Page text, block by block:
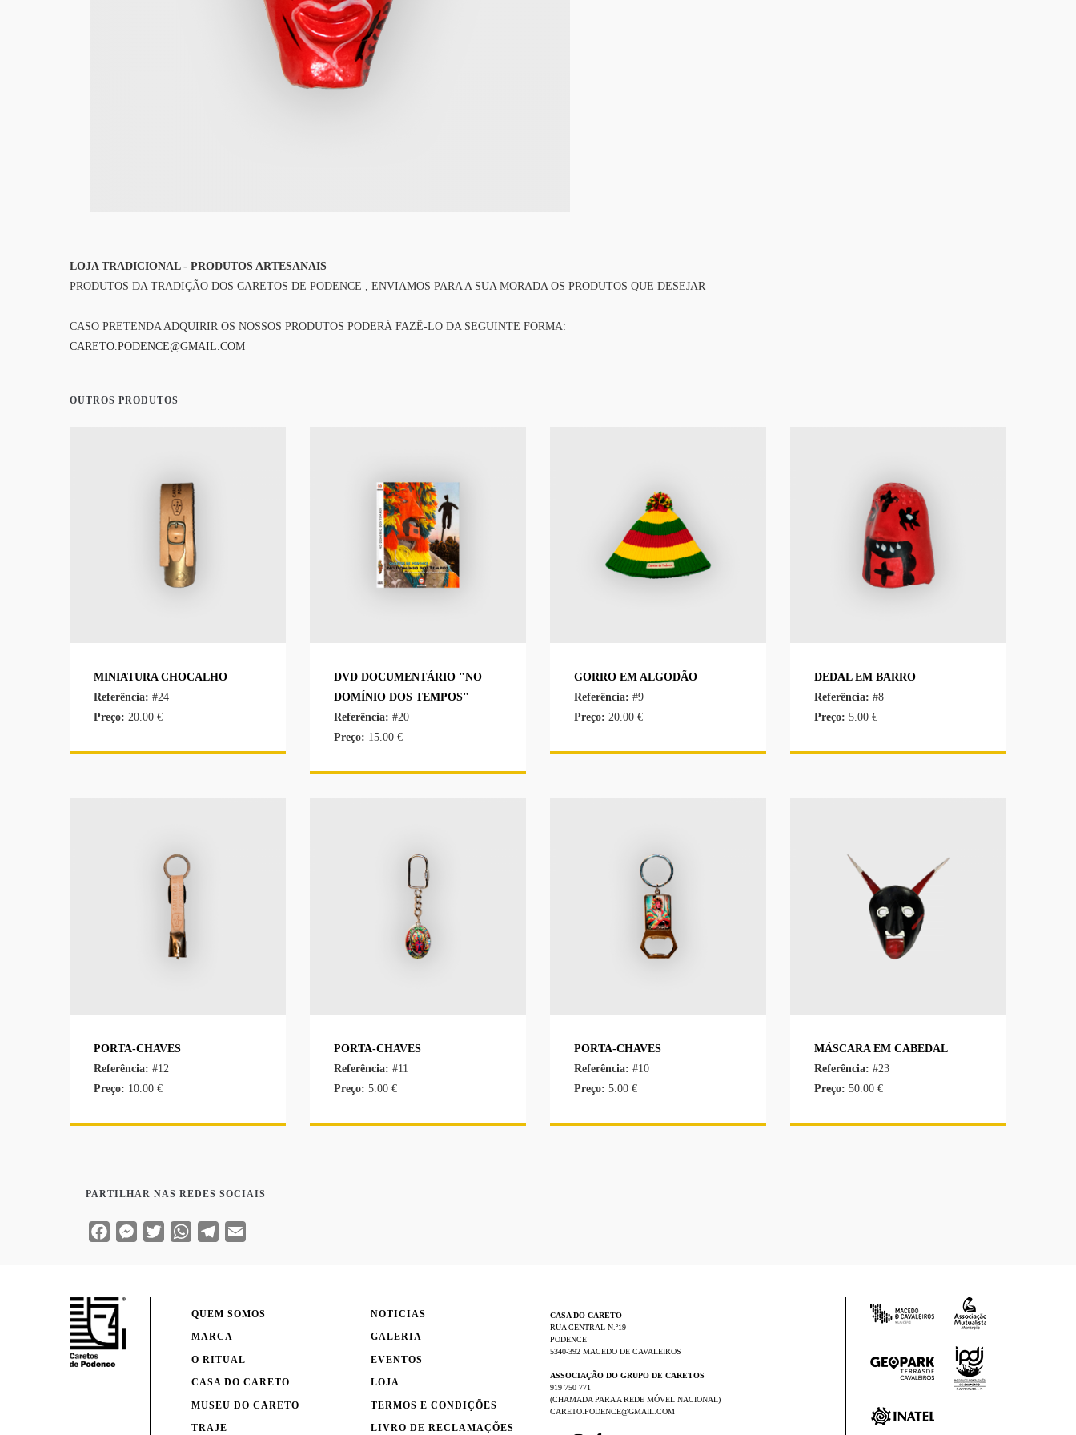
LOJA TRADICIONAL - PRODUTOS ARTESANAIS
PRODUTOS DA TRADIÇÃO DOS CARETOS DE PODENCE , ENVIAMOS PARA A SUA MORADA OS PRODUTOS QUE DESEJAR
CASO PRETENDA ADQUIRIR OS NOSSOS PRODUTOS PODERÁ FAZÊ-LO DA SEGUINTE FORMA:
CARETO.PODENCE@GMAIL.COM
OUTROS PRODUTOS
MINIATURA CHOCALHO
Referência: #24
Preço: 20.00 €
DVD DOCUMENTÁRIO "NO
DOMÍNIO DOS TEMPOS"
Referência: #20
Preço: 15.00 €
GORRO EM ALGODÃO
Referência: #9
Preço: 20.00 €
DEDAL EM BARRO
Referência: #8
Preço: 5.00 €
PORTA-CHAVES
Referência: #12
Preço: 10.00 €
PORTA-CHAVES
Referência: #11
Preço: 5.00 €
PORTA-CHAVES
Referência: #10
Preço: 5.00 €
MÁSCARA EM CABEDAL
Referência: #23
Preço: 50.00 €
PARTILHAR NAS REDES SOCIAIS
FacebookMessenger
Twitter WhatsAppTelegram
QUEM SOMOS
MARCA
O RITUAL
CASA DO CARETO
MUSEU DO CARETO
TRAJE
NOTICIAS
GALERIA
EVENTOS
LOJA
TERMOS E CONDIÇÕES
LIVRO DE RECLAMAÇÕES
CASA DO CARETO
RUA CENTRAL N.º19
PODENCE
5340-392 MACEDO DE CAVALEIROS
ASSOCIAÇÃO DO GRUPO DE CARETOS
919 750 771
(CHAMADA PARA A REDE MÓVEL NACIONAL)
CARETO.PODENCE@GMAIL.COM